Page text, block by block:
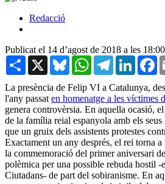
Redacció
Publicat el 14 d’agost de 2018 a les 18:00
Share X BlueskyWhatsAppTelegram
La presència de Felip VI a Catalunya,
l'any passat en homenatge a les víctimes
genera controvèrsia. En aquella ocasió,
de la família reial espanyola amb els
que un gruix dels assistents protestes
Exactament un any després, el rei torna
la commemoració del primer aniversari
polèmica per una possible rebuda hostil -
Ciutadans- de part del sobiranisme. En